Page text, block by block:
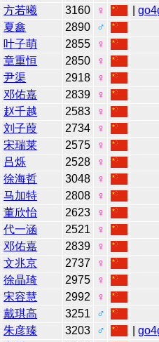
方若曦 3160 ♀ |
夏鑫 2890
♂
叶子萌 2855
♀
章重恒 2850
♀
尹渠 2918
♀
邓佑嘉 2839
♀
赵千越 2583
♀
刘子葭 2734
♀
宋瑞莱 2575
♀
吕烁 2528
♀
徐海哲 3048
♀
马加特 2808
♀
董欣怡 2623
♀
代一涵 2521
♀
邓佑嘉 2839
♀
文兆京 2737
♀
徐晶琦 2975
♀
宋容慧 2992
♀
戴琪高 3251
♂
朱彦臻 3203 ♂ |